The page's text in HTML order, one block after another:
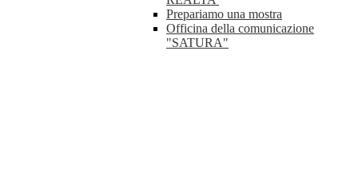
Prepariamo una mostra
Officina della comunicazione
"SATURA"